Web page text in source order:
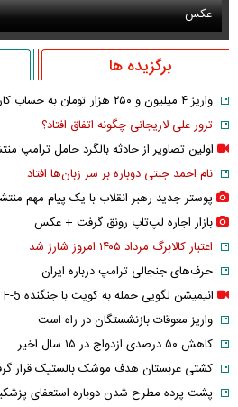
عکس
برگزیده ها
واریز ۴ میلیون و ۲۵۰ هزار تومان به حساب کارمندان
ترور علی لاریجانی چگونه اتفاق افتاد؟
اولین تصاویر از حادثه بالگرد حامل ترامپ
نام احمد جنتی دوباره بر سر زبان‌ها افتاد
پوستر جدید رهبر انقلاب با یک پیام مهم
بازار اجاره لپ‌تاپ رونق گرفت + عکس